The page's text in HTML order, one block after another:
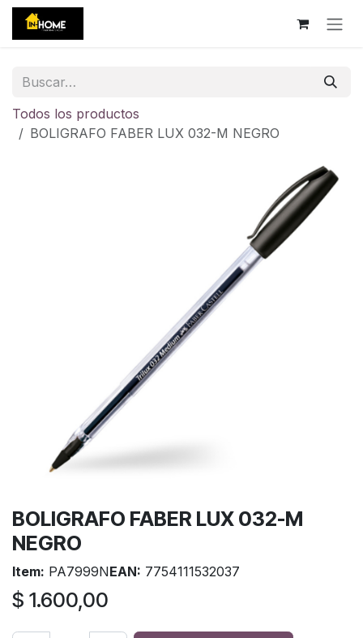
Ir al contenido
Todos los productos
BOLIGRAFO FABER LUX 032-M NEGRO
BOLIGRAFO FABER LUX 032-M
NEGRO
Item: PA7999NEAN: 7754111532037
$ 1.600,00